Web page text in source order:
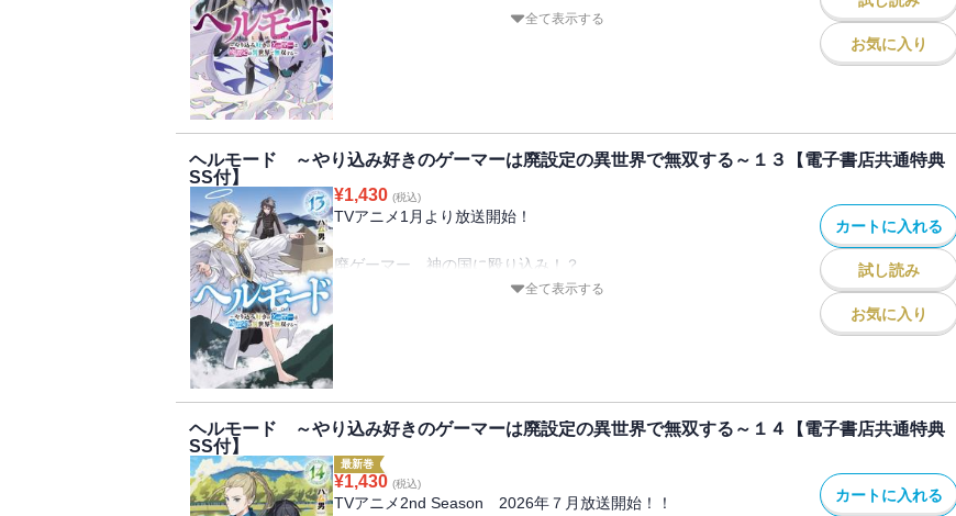
弱気な商人ペロムス、一世一代の大奮闘！
魔王や魔王軍幹部たちの圧倒的な実力を目にしたアレンは、戦力
5大陸同盟会議が開かれ、魔導板を通して転職ダンジョンについ
ての神託が与えられるが、それをハッキングするように魔王から
のメッセージが表示される。
を行い──。
ナは白竜のハクとともに戦うため、竜騎士への転職を決める。ア
レンや仲間の助けも借りられない条件の元、クレナとハクは過酷
な試練へと挑み・・・・・・。
全て表示する
お気に入り
ヘルモード ～やり込み好きのゲーマーは廃設定の異世界で無双する～１３【電子書店共通特典
SS付】
¥1,430 (税込)
TVアニメ1月より放送開始！
廃ゲーマー、神の国に殴り込み！？
など、地上とは異なったシステムがあることを知ったアレンは早
速検証を開始し──。
神界で最初にたどり着いた町では竜人たちが生活しており、その
族長から『強力な霊獣を倒し、霊晶石を手に入れてほしい』と頼
全て表示する
カートに入れる
試し読み
お気に入り
ヘルモード ～やり込み好きのゲーマーは廃設定の異世界で無双する～１４【電子書店共通特典
SS付】
最新巻
¥1,430 (税込)
TVアニメ2nd Season 2026年７月放送開始！！ カートに入れる